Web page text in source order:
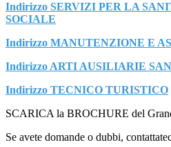
Indirizzo SERVIZI PER LA
SOCIALE
Indirizzo MANUTENZIONE E
Indirizzo ARTI AUSILIARIE
Indirizzo TECNICO TURISTICO
SCARICA la BROCHURE del
Se avete domande o dubbi,